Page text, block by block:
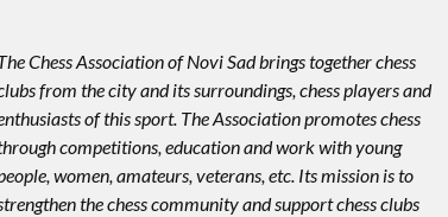
Chess Association of Novi Sad brings together chess
from the city and its surroundings, chess players and
of this sport. The Association promotes chess
competitions, education and work with young
women, amateurs, veterans, etc. Its mission is to
the chess community and support chess clubs